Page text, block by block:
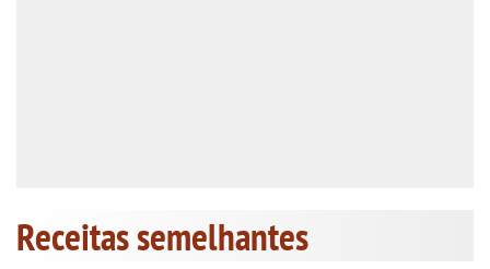
Receitas semelhantes